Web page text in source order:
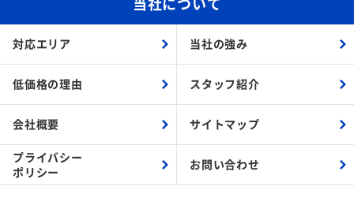
対応エリア 当社の強み
低価格の理由 スタッフ紹介
会社概要 サイトマップ
プライバシー
ポリシー
お問い合わせ